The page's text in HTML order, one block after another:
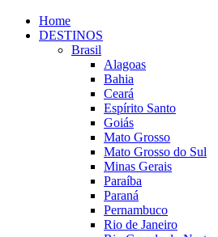
Home
DESTINOS
Brasil
Alagoas
Bahia
Ceará
Espírito Santo
Goiás
Mato Grosso
Mato Grosso do Sul
Minas Gerais
Paraíba
Paraná
Pernambuco
Rio de Janeiro